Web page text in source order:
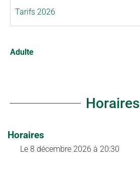
Adulte
Horaires
Horaires
Le 8 décembre 2026 à 20:30